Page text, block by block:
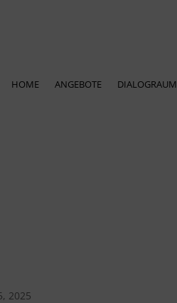
HOME ANGEBOTE DIALOGRAUM
2025